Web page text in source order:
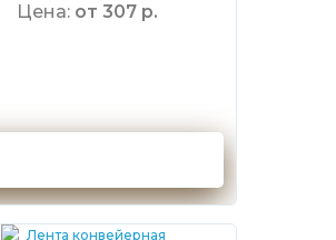
Цена: от 307 р.